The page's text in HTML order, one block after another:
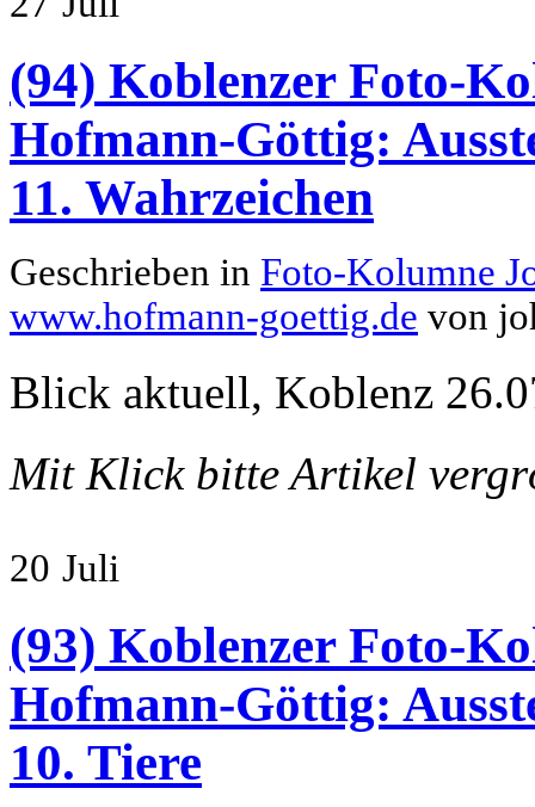
(94) Koblenzer Foto-
Hofmann-Göttig:
11. Wahrzeichen
Geschrieben in Foto-Kolumne
www.hofmann-goettig.de von
Blick aktuell, Koblenz
Mit Klick bitte Artikel
20 Juli
(93) Koblenzer Foto-
Hofmann-Göttig:
10. Tiere